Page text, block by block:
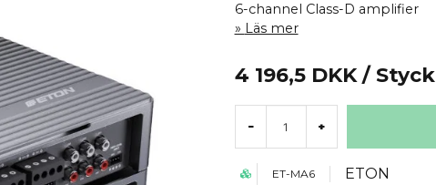
6-channel Class-D amplifier
Läs mer
4 196,5 DKK / Styck
- +
ET-MA6 ETON